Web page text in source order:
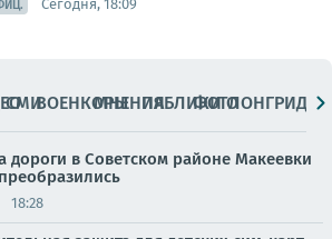
Сегодня, 18:09
СМИВОЕНКОРЫМНЕНИЯПАБЛИКИ
ФОТОЛОНГРИДЫ
дороги в Советском районе Макеевки
18:28